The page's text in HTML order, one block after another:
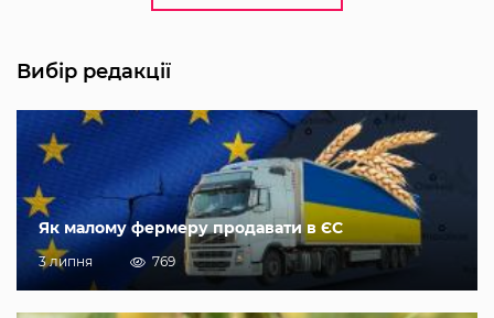
Вибір редакції
Як малому фермеру продавати в ЄС
3 липня 769